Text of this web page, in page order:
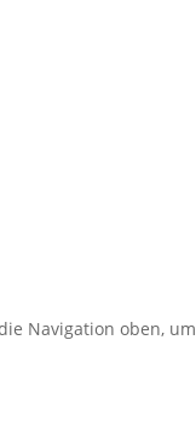
Navigation oben, um